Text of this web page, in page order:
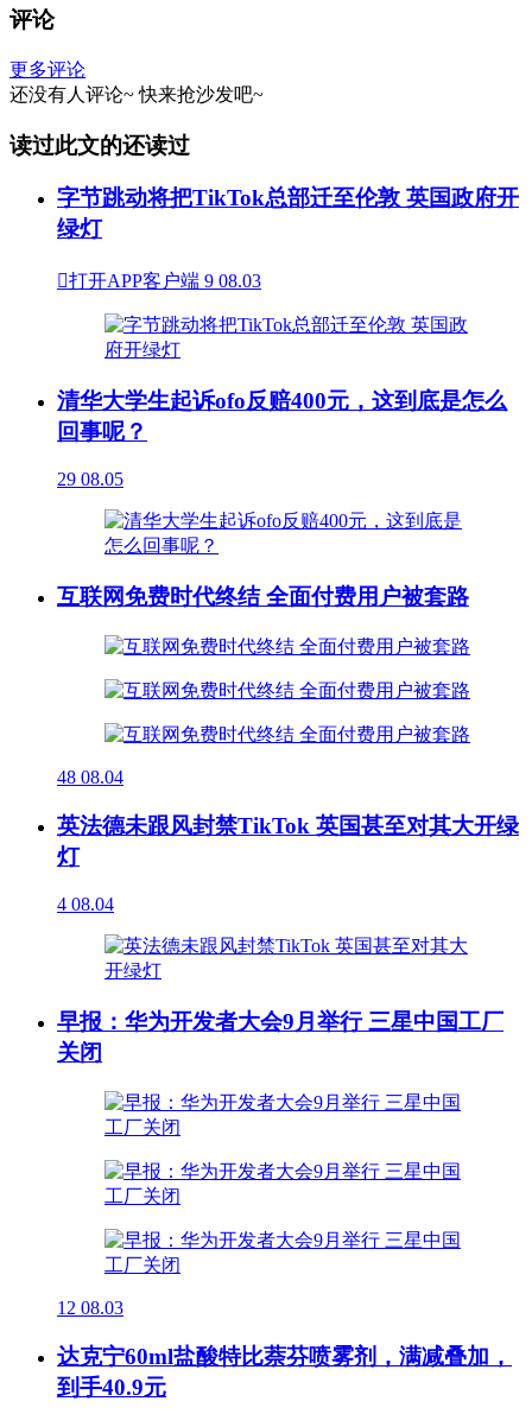
评论
更多评论
还没有人评论~ 快来抢沙发吧~
读过此文的还读过
字节跳动将把TikTok总部迁至伦敦 英国政府开
绿灯
打开APP客户端 9 08.03
清华大学生起诉ofo反赔400元，这到底是怎么
回事呢？
29 08.05
互联网免费时代终结 全面付费用户被套路
48 08.04
英法德未跟风封禁TikTok 英国甚至对其大开绿
灯
4 08.04
早报：华为开发者大会9月举行 三星中国工厂
关闭
12 08.03
达克宁60ml盐酸特比萘芬喷雾剂，满减叠加，
到手40.9元